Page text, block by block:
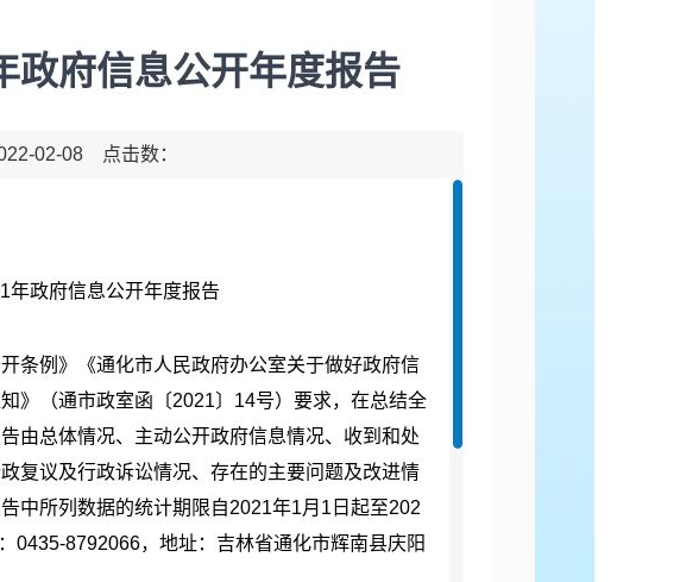
政府信息公开年度报告
02-08 点击数：
年政府信息公开年度报告
条例》《通化市人民政府办公室关于做好政府信
》（通市政室函 〔2021〕 14号）要求，在总结全
由总体情况、主动公开政府信息情况、收到和处
复议及行政诉讼情况、存在的主要问题及改进情
中所列数据的统计期限自2021年1月1日起至202
0435-8792066， 地址：吉林省通化市辉南县庆阳